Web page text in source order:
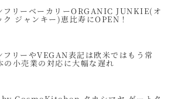
フリーベーカリーORGANIC JUNKIE(オ
ク ジャンキー)恵比寿にOPEN！
フリーやVEGAN表記は欧米ではもう常
の小売業の対応に大幅な遅れ